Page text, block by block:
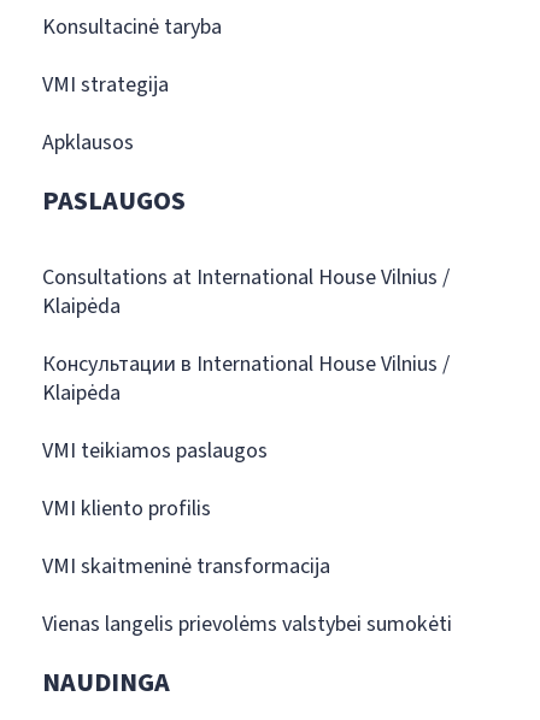
Konsultacinė taryba
VMI strategija
Apklausos
PASLAUGOS
Consultations at International House Vilnius /
Klaipėda
Консультации в International House Vilnius /
Klaipėda
VMI teikiamos paslaugos
VMI kliento profilis
VMI skaitmeninė transformacija
Vienas langelis prievolėms valstybei sumokėti
NAUDINGA